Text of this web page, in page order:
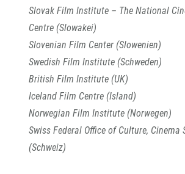
Slovak Film Institute – The National
Centre (Slowakei)
Slovenian Film Center (Slowenien)
Swedish Film Institute (Schweden)
British Film Institute (UK)
Iceland Film Centre (Island)
Norwegian Film Institute (Norwegen)
Swiss Federal Office of Culture, Cinema
(Schweiz)